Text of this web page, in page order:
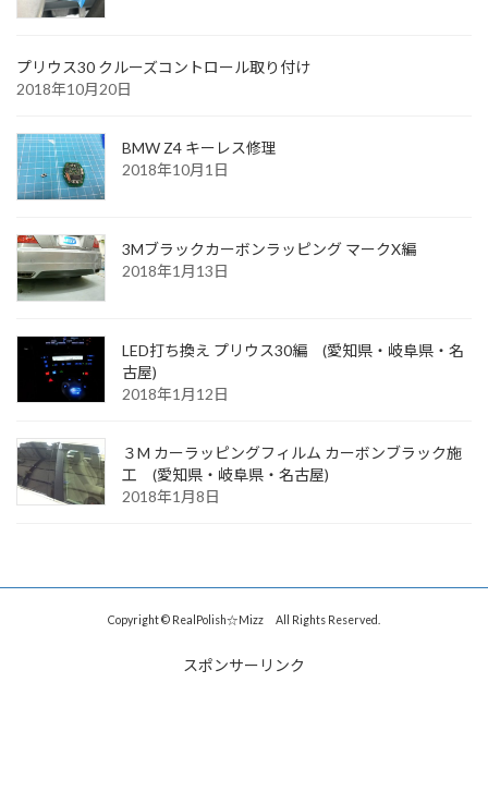
プリウス30 クルーズコントロール取り付け
2018年10月20日
BMW Z4 キーレス修理
2018年10月1日
3Mブラックカーボンラッピング マークX編
2018年1月13日
LED打ち換え プリウス30編 (愛知県・岐阜県・名
古屋)
2018年1月12日
３M カーラッピングフィルム カーボンブラック施
工 (愛知県・岐阜県・名古屋)
2018年1月8日
Copyright © RealPolish☆Mizz All Rights Reserved.
スポンサーリンク